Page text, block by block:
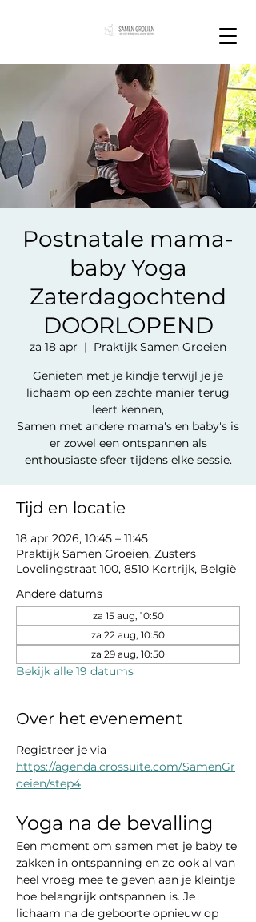
Postnatale mama-
baby Yoga
Zaterdagochtend
DOORLOPEND
za 18 apr
  |
Praktijk Samen Groeien
Genieten met je kindje terwijl je je
lichaam op een zachte manier terug
leert kennen,
Samen met andere mama's en baby's is
er zowel een ontspannen als
enthousiaste sfeer tijdens elke sessie.
Tijd en locatie
18 apr 2026, 10:45 – 11:45
Praktijk Samen Groeien, Zusters
Lovelingstraat 100, 8510 Kortrijk, België
Andere datums
za 15 aug, 10:50
za 22 aug, 10:50
za 29 aug, 10:50
Bekijk alle 19 datums
Over het evenement
Registreer je via
https://agenda.crossuite.com/SamenGr
oeien/step4
Yoga na de bevalling
Een moment om samen met je baby te
zakken in ontspanning en zo ook al van
heel vroeg mee te geven aan je kleintje
hoe belangrijk ontspannen is. Je
lichaam na de geboorte opnieuw op